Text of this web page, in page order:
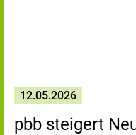
12.05.2026
pbb steigert